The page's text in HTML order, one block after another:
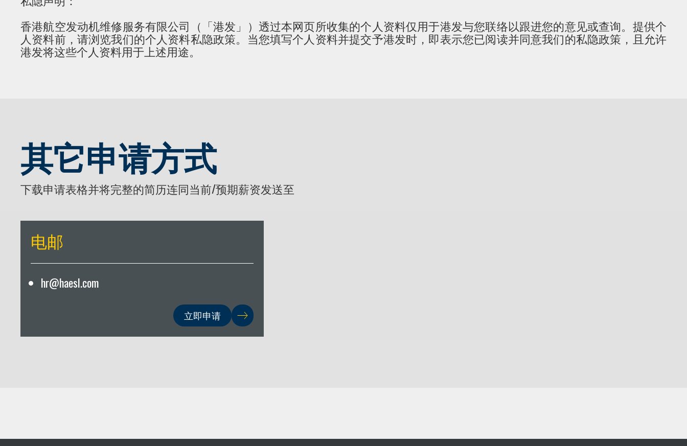
香港航空发动机维修服务有限公司（「港发」）透过本网页所收集的个人资料仅用于港发与您联络以跟进您的意见或查询。提供个
人资料前，请浏览我们的个人资料私隐政策。当您填写个人资料并提交予港发时，即表示您已阅读并同意我们的私隐政策，且允许
港发将这些个人资料用于上述用途。
其它申请方式
下载申请表格并将完整的简历连同当前/预期薪资发送至
电邮
hr@haesl.com
立即申请